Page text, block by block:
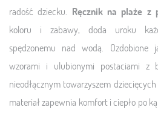
radość dziecku. Ręcznik na plaże z
koloru i zabawy, doda uroku
spędzonemu nad wodą. Ozdobione
wzorami i ulubionymi postaciami z
nieodłącznym towarzyszem
materiał zapewnia komfort i ciepło po